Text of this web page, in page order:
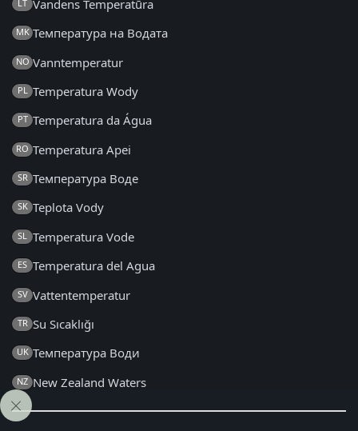
LT Vandens Temperatūra
MK Температура на Водата
NO Vanntemperatur
PL Temperatura Wody
PT Temperatura da Água
RO Temperatura Apei
SR Температура Воде
SK Teplota Vody
SL Temperatura Vode
ES Temperatura del Agua
SV Vattentemperatur
TR Su Sıcaklığı
UK Температура Води
NZ New Zealand Waters